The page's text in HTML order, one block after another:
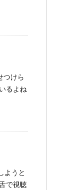
つけら
るよね
ようと
で視聴